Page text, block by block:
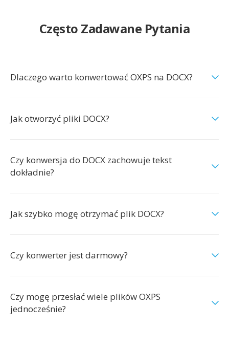
Często Zadawane Pytania
Dlaczego warto konwertować OXPS na DOCX?
Jak otworzyć pliki DOCX?
Czy konwersja do DOCX zachowuje tekst
dokładnie?
Jak szybko mogę otrzymać plik DOCX?
Czy konwerter jest darmowy?
Czy mogę przesłać wiele plików OXPS
jednocześnie?